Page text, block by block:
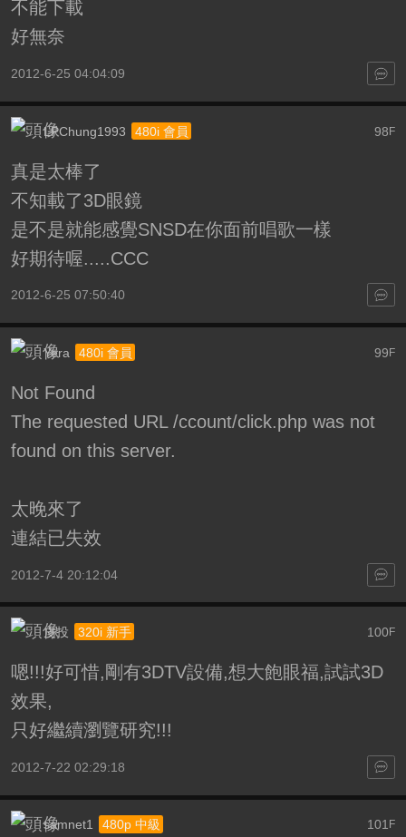
不能下載
好無奈
2012-6-25 04:04:09
98F
LPChung1993 480i 會員
真是太棒了
不知載了3D眼鏡
是不是就能感覺SNSD在你面前唱歌一樣
好期待喔.....CCC
2012-6-25 07:50:40
99 F
Yera 480i 會員
Not Found
The requested URL /ccount/click.php was not
found on this server.
太晚來了
連結已失效
2012-7-4 20:12:04
100F
皮投 320i 新手
嗯!!!好可惜,剛有3DTV設備,想大飽眼福,試試3D
效果,
只好繼續瀏覽研究!!!
2012-7-22 02:29:18
101 F
samnet1 480p 中級